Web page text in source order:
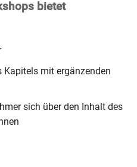
bietet
mit ergänzenden
sich über den Inhalt des